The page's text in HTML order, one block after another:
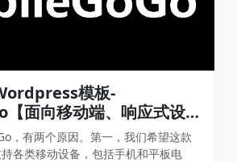
模板-
面向移动端、响应式设
】
，有两个原因。第一，我们希望这款
各类移动设备，包括手机和平板电